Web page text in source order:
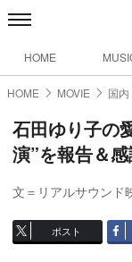
HOME
HOME MOVIE 国
石田ゆり子の
演”を報告＆
文＝リアルサウンド
ポスト